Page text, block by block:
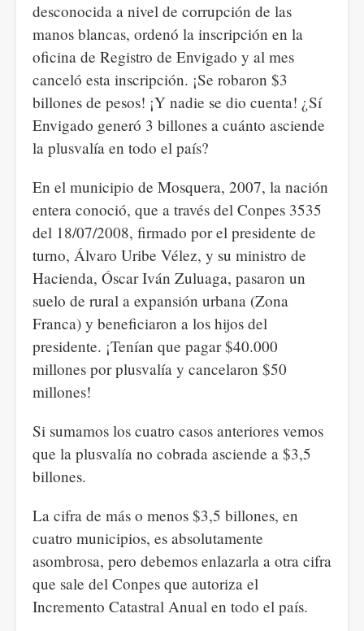
desconocida a nivel de corrupción de las
manos blancas, ordenó la inscripción en la
oficina de Registro de Envigado y al mes
canceló esta inscripción. ¡Se robaron $3
billones de pesos! ¡Y nadie se dio cuenta! ¿Sí
Envigado generó 3 billones a cuánto asciende
la plusvalía en todo el país?
En el municipio de Mosquera, 2007, la nación
entera conoció, que a través del Conpes 3535
del 18/07/2008, firmado por el presidente de
turno, Álvaro Uribe Vélez, y su ministro de
Hacienda, Óscar Iván Zuluaga, pasaron un
suelo de rural a expansión urbana (Zona
Franca) y beneficiaron a los hijos del
presidente. ¡Tenían que pagar $40.000
millones por plusvalía y cancelaron $50
millones!
Si sumamos los cuatro casos anteriores vemos
que la plusvalía no cobrada asciende a $3,5
billones.
La cifra de más o menos $3,5 billones, en
cuatro municipios, es absolutamente
asombrosa, pero debemos enlazarla a otra cifra
que sale del Conpes que autoriza el
Incremento Catastral Anual en todo el país.